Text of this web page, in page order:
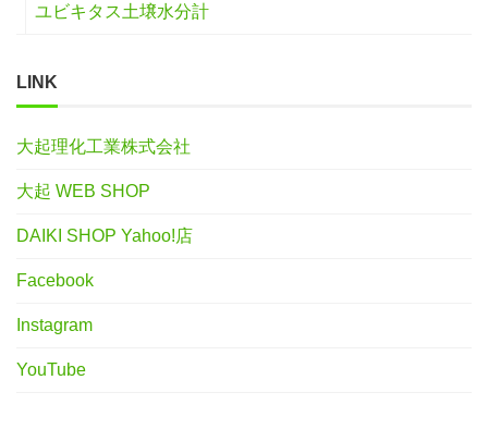
ユビキタス土壌水分計
LINK
大起理化工業株式会社
大起 WEB SHOP
DAIKI SHOP Yahoo!店
Facebook
Instagram
YouTube